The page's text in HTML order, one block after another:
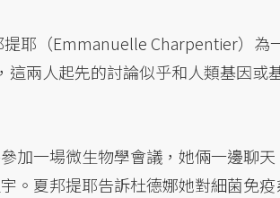
耶（Emmanuelle Charpentier）為
兩人起先的討論似乎和人類基因或
加一場微生物學會議，她倆一邊聊
。夏邦提耶告訴杜德娜她對細菌免